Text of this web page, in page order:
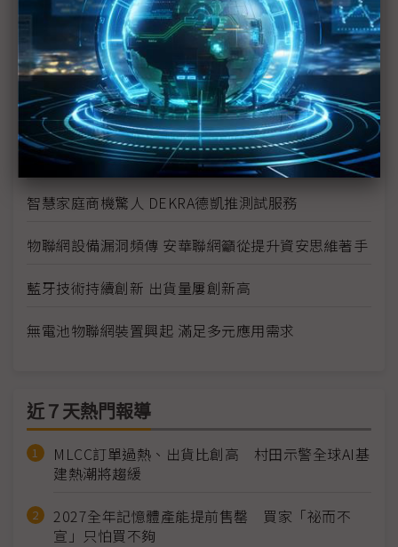
物聯網商機驚人 Dialog多元方案齊發
整合多元無線通訊協定 Silicon Labs晶片穩坐市場寶
座
UI推出UniFi OS 實現IT極簡管理願景
意法半導體NFC產品線完整 滿足多元應用
智慧家庭商機驚人 DEKRA德凱推測試服務
物聯網設備漏洞頻傳 安華聯網籲從提升資安思維著手
藍牙技術持續創新 出貨量屢創新高
無電池物聯網裝置興起 滿足多元應用需求
近７天熱門報導
MLCC訂單過熱、出貨比創高 村田示警全球AI基
建熱潮將趨緩
2027全年記憶體產能提前售罄 買家「祕而不
宣」只怕買不夠